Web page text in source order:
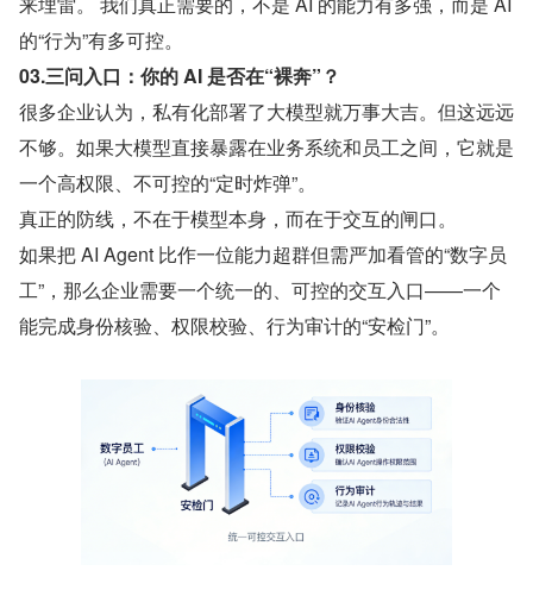
的“行为”有多可控。
03.三问入口：你的 AI 是否在“裸奔”？
很多企业认为，私有化部署了大模型就万事大吉。但这远远
不够。如果大模型直接暴露在业务系统和员工之间，它就是
一个高权限、不可控的“定时炸弹”。
真正的防线，不在于模型本身，而在于交互的闸口。
如果把 AI Agent 比作一位能力超群但需严加看管的“数字员
工”，那么企业需要一个统一的、可控的交互入口——一个
能完成身份核验、权限校验、行为审计的“安检门”。